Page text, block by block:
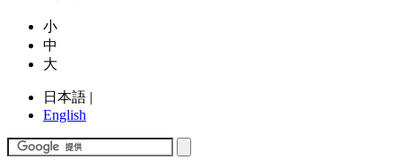
小
中
大
日本語 |
English